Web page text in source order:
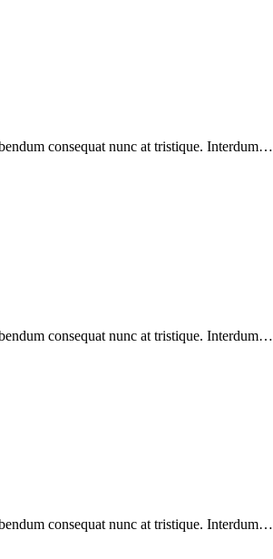
consequat nunc at tristique. Interdum…
consequat nunc at tristique. Interdum…
consequat nunc at tristique. Interdum…